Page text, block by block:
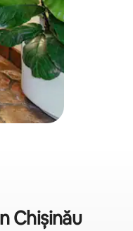
Chișinău